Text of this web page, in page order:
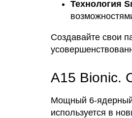
Технология
Создавайте свои
A15 Bionic.
Мощный 6-ядерный
используется в